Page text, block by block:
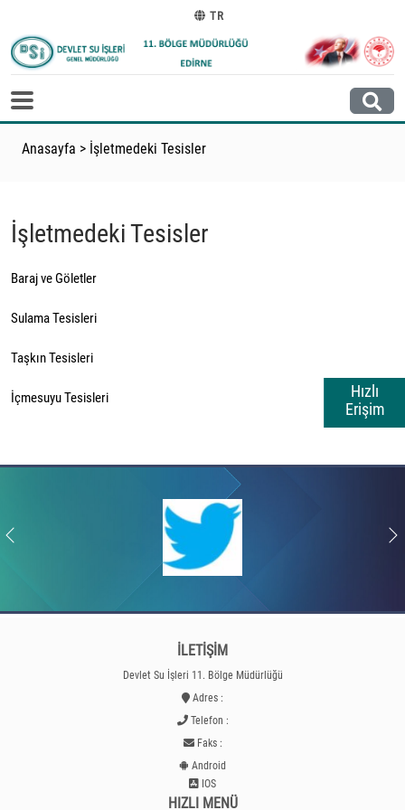
Hızlı
Erişim
TR
Anasayfa > İşletmedeki Tesisler
İşletmedeki Tesisler
Baraj ve Göletler
Sulama Tesisleri
Taşkın Tesisleri
İçmesuyu Tesisleri
İLETİŞİM
Devlet Su İşleri 11. Bölge Müdürlüğü
Adres :
Telefon :
Faks :
Android
IOS
HIZLI MENÜ